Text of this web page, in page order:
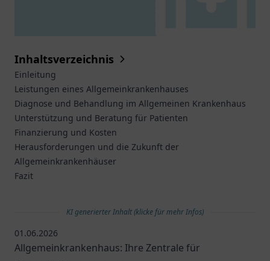
Inhaltsverzeichnis
Einleitung
Leistungen eines Allgemeinkrankenhauses
Diagnose und Behandlung im Allgemeinen Krankenhaus
Unterstützung und Beratung für Patienten
Finanzierung und Kosten
Herausforderungen und die Zukunft der
Allgemeinkrankenhäuser
Fazit
KI generierter Inhalt (klicke für mehr Infos)
01.06.2026
Allgemeinkrankenhaus: Ihre Zentrale für